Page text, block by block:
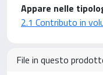
Appare nelle
2.1 Contributo in
File in questo